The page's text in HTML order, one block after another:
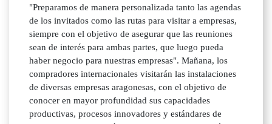
"Preparamos de manera personalizada tanto las agendas
de los invitados como las rutas para visitar a empresas,
siempre con el objetivo de asegurar que las reuniones
sean de interés para ambas partes, que luego pueda
haber negocio para nuestras empresas". Mañana, los
compradores internacionales visitarán las instalaciones
de diversas empresas aragonesas, con el objetivo de
conocer en mayor profundidad sus capacidades
productivas, procesos innovadores y estándares de